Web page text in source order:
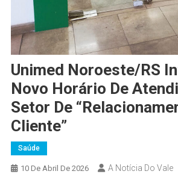
Unimed Noroeste/RS
Novo Horário De
Setor De
Cliente”
Saúde
10 De Abril De 2026 A Notícia Do Vale